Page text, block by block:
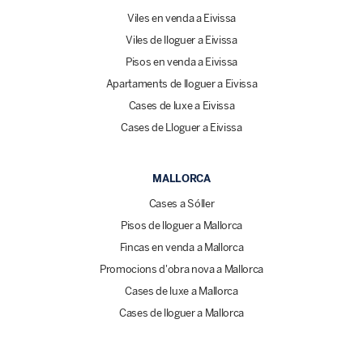
Viles en venda a Eivissa
Viles de lloguer a Eivissa
Pisos en venda a Eivissa
Apartaments de lloguer a Eivissa
Cases de luxe a Eivissa
Cases de Lloguer a Eivissa
MALLORCA
Cases a Sóller
Pisos de lloguer a Mallorca
Fincas en venda a Mallorca
Promocions d'obra nova a Mallorca
Cases de luxe a Mallorca
Cases de lloguer a Mallorca